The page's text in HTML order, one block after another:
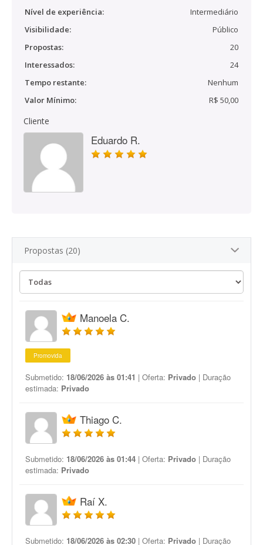
Nível de experiência:
Intermediário
Visibilidade:
Público
Propostas:
20
Interessados:
24
Tempo restante:
Nenhum
Valor Mínimo:
R$ 50,00
Cliente
Eduardo R.
Propostas (20)
Manoela C.
Promovida
Submetido: 18/06/2026 às 01:41 | Oferta: Privado | Duração
estimada: Privado
Thiago C.
Submetido: 18/06/2026 às 01:44 | Oferta: Privado | Duração
estimada: Privado
Raí X.
Submetido: 18/06/2026 às 02:30 | Oferta: Privado | Duração